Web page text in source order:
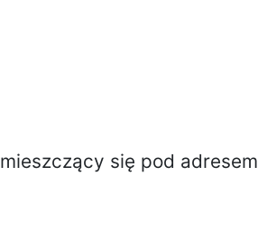
mieszczący się pod adresem